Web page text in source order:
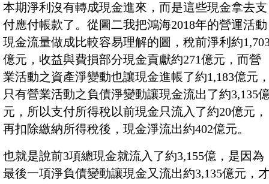
本期淨利沒有轉成現金進來，而是這些現金拿去支
付應付帳款了。從圖二我把鴻海2018年的營運活動
現金流量做成比較容易理解的圖，稅前淨利約
億元，收益與費損部分現金貢獻約271億元，而營
業活動之資產淨變動也讓現金進帳了約1,183億元
只有營業活動之負債淨變動讓現金流出了約3,135
元，所以支付所得稅以前現金只流入了約20億元，
再扣除繳納所得稅後，現金淨流出約402億元。
也就是說前3項總現金就流入了約3,155億，是因為
最後一項淨負債變動讓現金又流出約3,135億元，